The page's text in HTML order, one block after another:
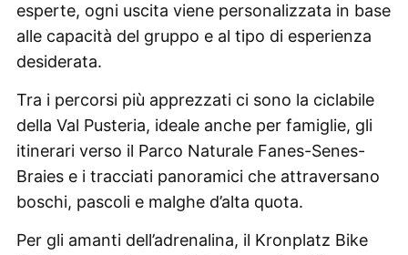
esperte, ogni uscita viene personalizzata in base
alle capacità del gruppo e al tipo di esperienza
desiderata.
Tra i percorsi più apprezzati ci sono la ciclabile
della Val Pusteria, ideale anche per famiglie, gli
itinerari verso il Parco Naturale Fanes-Senes-
Braies e i tracciati panoramici che attraversano
boschi, pascoli e malghe d’alta quota.
Per gli amanti dell’adrenalina, il Kronplatz Bike